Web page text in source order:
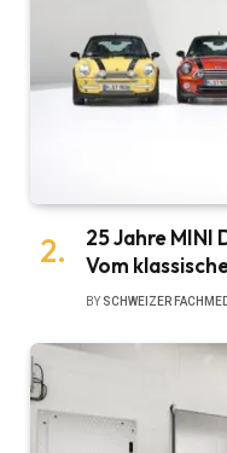
25 Jahre MINI
Vom
BY SCHWEIZER